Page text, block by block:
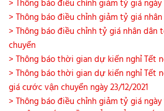
> Thông báo điều chỉnh giảm tỷ giá ngày
> Thông báo điều chỉnh giảm tỷ giá
> Thông báo điều chỉnh tỷ giá nhân
chuyển
> Thông báo thời gian dự kiến nghỉ Tết
> Thông báo thời gian dự kiến nghỉ Tết
giá cước vận chuyển ngày 23/12/2021
> Thông báo điều chỉnh giảm tỷ giá ngày